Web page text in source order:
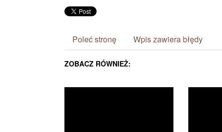
Poleć stronę Wpis zawiera błędy
ZOBACZ RÓWNIEŻ: